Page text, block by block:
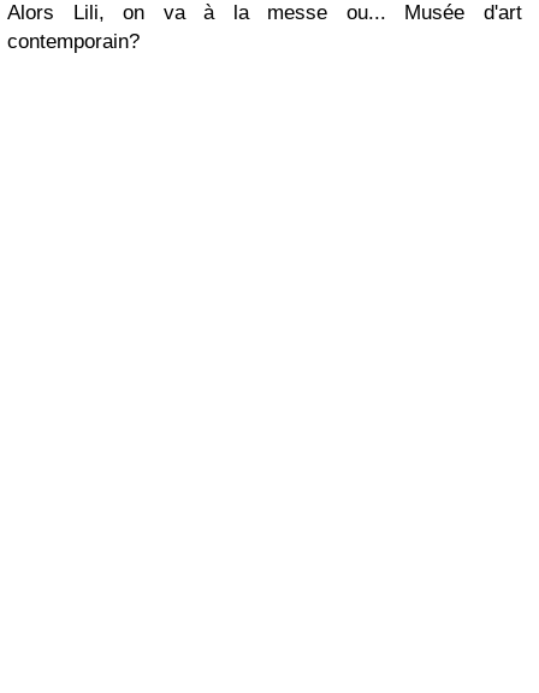
Alors Lili, on va à la messe ou... Musée d'art
contemporain?